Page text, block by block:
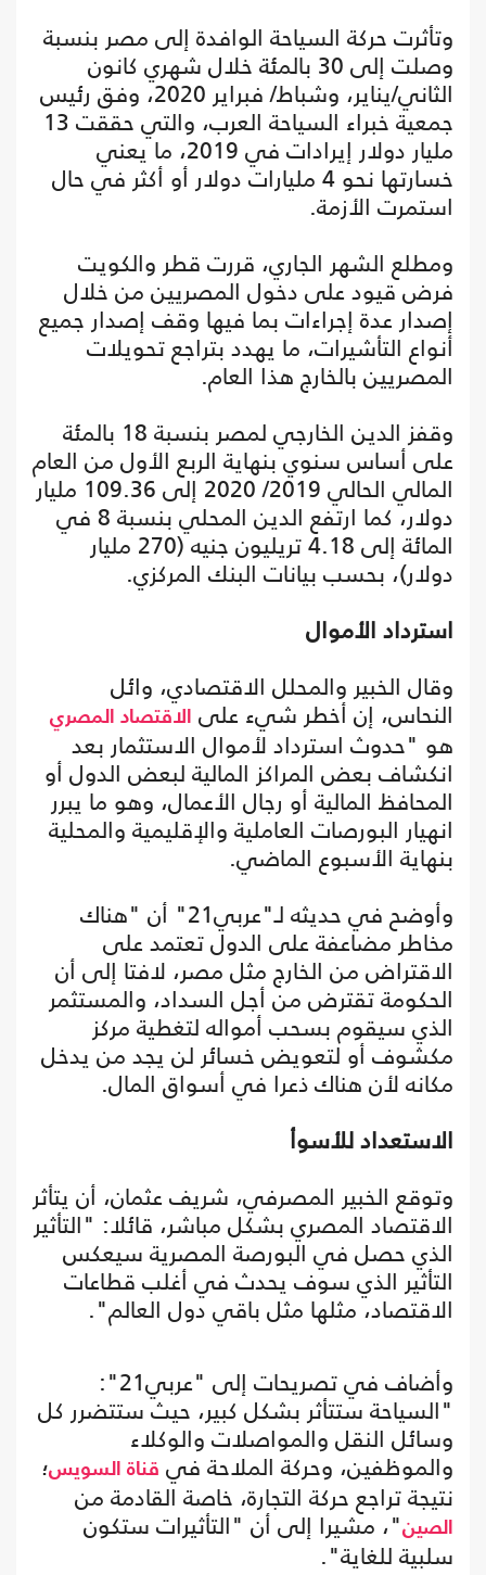
وتأثرت حركة السياحة الوافدة إلى مصر بنسبة
وصلت إلى 30 بالمئة خلال شهري كانون
الثاني/يناير، وشباط/ فبراير 2020، وفق رئيس
جمعية خبراء السياحة العرب، والتي حققت 13
مليار دولار إيرادات في 2019، ما يعني
خسارتها نحو 4 مليارات دولار أو أكثر في حال
استمرت الأزمة.
ومطلع الشهر الجاري، قررت قطر والكويت
فرض قيود على دخول المصريين من خلال
إصدار عدة إجراءات بما فيها وقف إصدار جميع
أنواع التأشيرات، ما يهدد بتراجع تحويلات
المصريين بالخارج هذا العام.
وقفز الدين الخارجي لمصر بنسبة 18 بالمئة
على أساس سنوي بنهاية الربع الأول من العام
المالي الحالي 2019/ 2020 إلى 109.36 مليار
دولار، كما ارتفع الدين المحلي بنسبة 8 في
المائة إلى 4.18 تريليون جنيه (270 مليار
دولار)، بحسب بيانات البنك المركزي.
استرداد الأموال
وقال الخبير والمحلل الاقتصادي، وائل
النحاس، إن أخطر شيء على الاقتصاد المصري
هو "حدوث استرداد لأموال الاستثمار بعد
انكشاف بعض المراكز المالية لبعض الدول أو
المحافظ المالية أو رجال الأعمال، وهو ما يبرر
انهيار البورصات العاملية والإقليمية والمحلية
بنهاية الأسبوع الماضي.
وأوضح في حديثه لـ"عربي21" أن "هناك
مخاطر مضاعفة على الدول تعتمد على
الاقتراض من الخارج مثل مصر، لافتا إلى أن
الحكومة تقترض من أجل السداد، والمستثمر
الذي سيقوم بسحب أمواله لتغطية مركز
مكشوف أو لتعويض خسائر لن يجد من يدخل
مكانه لأن هناك ذعرا في أسواق المال.
الاستعداد للأسوأ
وتوقع الخبير المصرفي، شريف عثمان، أن يتأثر
الاقتصاد المصري بشكل مباشر، قائلا: "التأثير
الذي حصل في البورصة المصرية سيعكس
التأثير الذي سوف يحدث في أغلب قطاعات
الاقتصاد، مثلها مثل باقي دول العالم".
وأضاف في تصريحات إلى "عربي21":
"السياحة ستتأثر بشكل كبير، حيث ستتضرر كل
وسائل النقل والمواصلات والوكلاء
والموظفين، وحركة الملاحة في قناة السويس؛
نتيجة تراجع حركة التجارة، خاصة القادمة من
الصين"، مشيرا إلى أن "التأثيرات ستكون
سلبية للغاية".